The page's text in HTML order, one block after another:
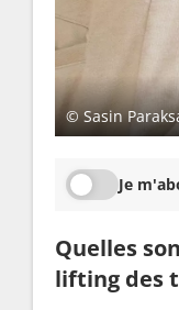
© Sasin
Je
Quelles
lifting des